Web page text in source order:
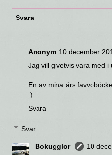
Svara
Anonym 10 december
Jag vill givetvis vara med i
En av mina års
:)
Svara
Svar
Bokugglor
10